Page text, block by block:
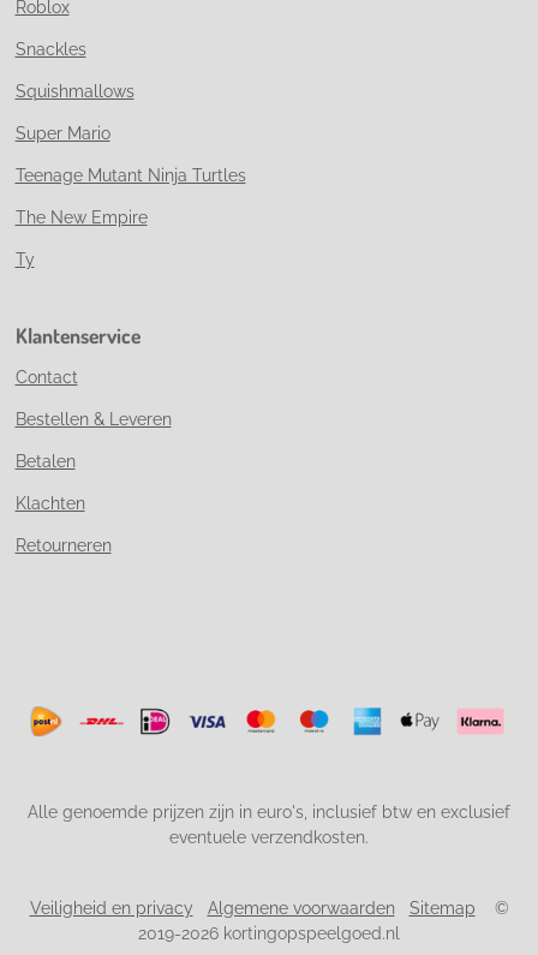
Roblox
Snackles
Squishmallows
Super Mario
Teenage Mutant Ninja Turtles
The New Empire
Ty
Klantenservice
Contact
Bestellen & Leveren
Betalen
Klachten
Retourneren
Alle genoemde prijzen zijn in euro's, inclusief btw en exclusief
eventuele verzendkosten.
Veiligheid en privacy Algemene voorwaarden Sitemap ©
2019-2026 kortingopspeelgoed.nl